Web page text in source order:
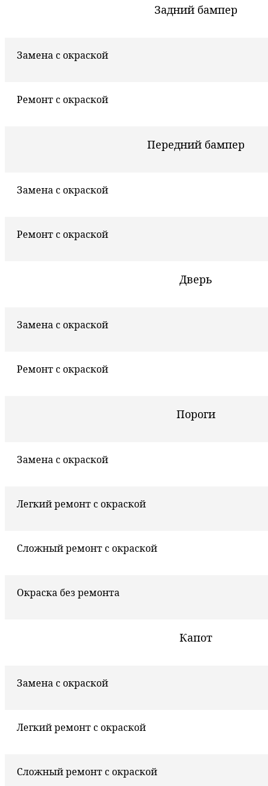
Задний бампер
Замена с окраской
Ремонт с окраской
Передний бампер
Замена с окраской
Ремонт с окраской
Дверь
Замена с окраской
Ремонт с окраской
Пороги
Замена с окраской
Легкий ремонт с окраской
Сложный ремонт с окраской
Окраска без ремонта
Капот
Замена с окраской
Легкий ремонт с окраской
Сложный ремонт с окраской